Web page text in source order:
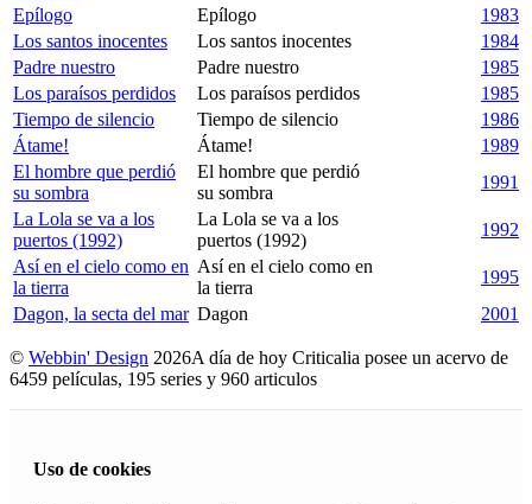
Epílogo
Epílogo
1983
Los santos inocentes
Los santos inocentes
1984
Padre nuestro
Padre nuestro
1985
Los paraísos perdidos
Los paraísos perdidos
1985
Tiempo de silencio
Tiempo de silencio
1986
Átame!
Átame!
1989
El hombre que perdió
su sombra
El hombre que perdió
su sombra
1991
La Lola se va a los
puertos (1992)
La Lola se va a los
puertos (1992)
1992
Así en el cielo como en
la tierra
Así en el cielo como en
la tierra
1995
Dagon, la secta del mar Dagon 2001
© Webbin' Design 2026A día de hoy Criticalia posee un acervo de
6459 películas, 195 series y 960 articulos
Uso de cookies